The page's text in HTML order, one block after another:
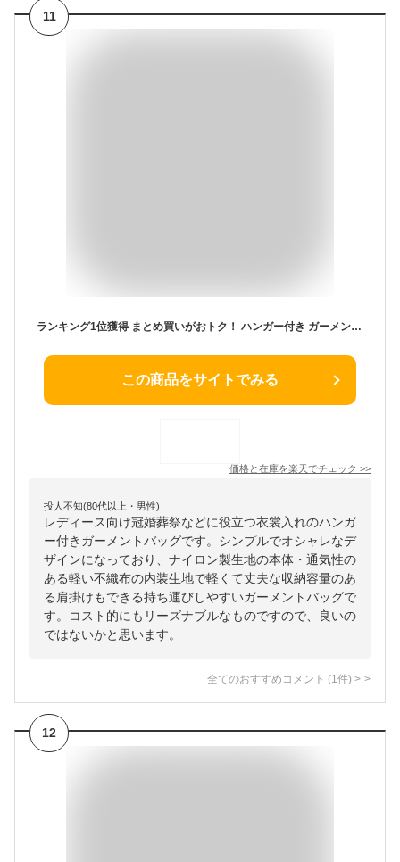
11
ランキング1位獲得 まとめ買いがおトク！ ハンガー付き ガーメントバッグ 衣装入れ 衣装バッグ スーツ入れ 肩がけ 冠婚葬祭 軽量 025263 レディース メンズ スーツ ケース フォーマル 旅行 出張 衣装 ドレス コート ジャケット ビジネスバッグ 大学 入学式 un595-827
この商品をサイトでみる
価格と在庫を楽天でチェック >>
投人不知(80代以上・男性)
レディース向け冠婚葬祭などに役立つ衣裳入れのハンガ
ー付きガーメントバッグです。シンプルでオシャレなデ
ザインになっており、ナイロン製生地の本体・通気性の
ある軽い不織布の内装生地で軽くて丈夫な収納容量のあ
る肩掛けもできる持ち運びしやすいガーメントバッグで
す。コスト的にもリーズナブルなものですので、良いの
ではないかと思います。
全てのおすすめコメント (1 件) >
12